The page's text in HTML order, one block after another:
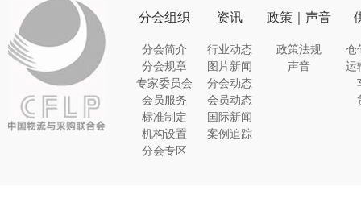
分会组织
分会简介
分会规章
专家委员会
会员服务
标准制定
机构设置
分会专区
资讯
行业动态
图片新闻
分会动态
会员动态
国际新闻
案例追踪
政策｜声音
政策法规
声音
仓
运